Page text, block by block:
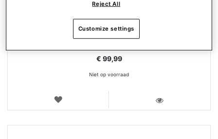
€ 99,99
Niet op voorraad
VERLANGLIJST
Reject All
Customize settings